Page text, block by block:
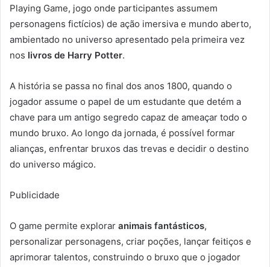
Playing Game, jogo onde participantes assumem
personagens fictícios) de ação imersiva e mundo aberto,
ambientado no universo apresentado pela primeira vez
nos livros de Harry Potter.
A história se passa no final dos anos 1800, quando o
jogador assume o papel de um estudante que detém a
chave para um antigo segredo capaz de ameaçar todo o
mundo bruxo. Ao longo da jornada, é possível formar
alianças, enfrentar bruxos das trevas e decidir o destino
do universo mágico.
Publicidade
O game permite explorar animais fantásticos,
personalizar personagens, criar poções, lançar feitiços e
aprimorar talentos, construindo o bruxo que o jogador